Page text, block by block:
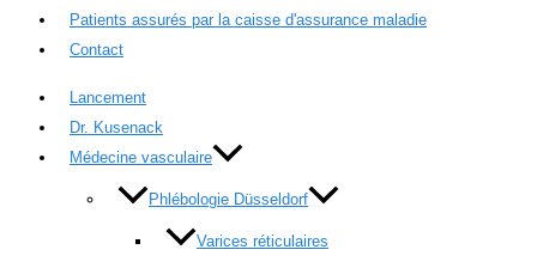
Patients assurés par la caisse d'assurance maladie
Contact
Lancement
Dr. Kusenack
Médecine vasculaire
Phlébologie Düsseldorf
Varices réticulaires